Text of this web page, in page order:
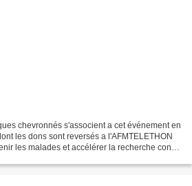
chevronnés s'associent a cet événement en
les dons sont reversés a l'AFMTELETHON
les malades et accélérer la recherche contre